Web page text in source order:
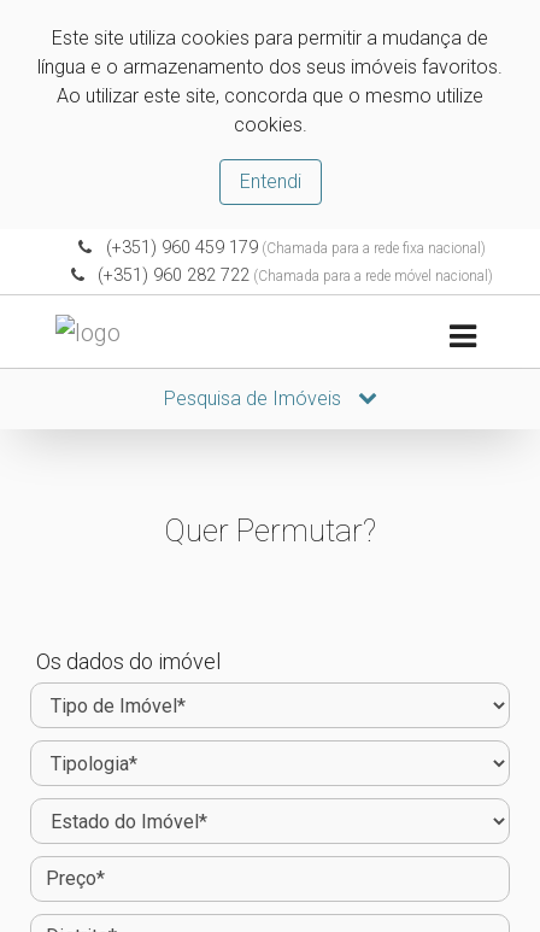
Este site utiliza cookies para permitir a mudança de
língua e o armazenamento dos seus imóveis favoritos.
Ao utilizar este site, concorda que o mesmo utilize
cookies.
Entendi
(+351) 960 459 179(Chamada para a rede fixa nacional)
(+351) 960 282 722 (Chamada para a rede móvel nacional)
Pesquisa de Imóveis
Quer Permutar?
Os dados do imóvel